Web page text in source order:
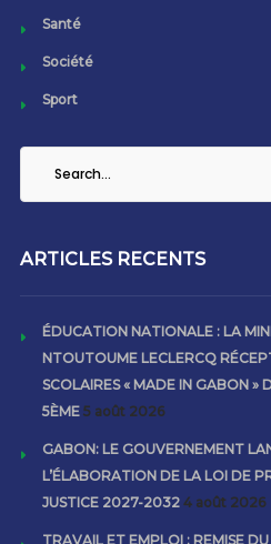
Santé
Société
Sport
ARTICLES RECENTS
ÉDUCATION NATIONALE : LA
NTOUTOUME LECLERCQ
SCOLAIRES « MADE IN GABON »
5ÈME 5 août 2026
GABON: LE GOUVERNEMENT
L’ÉLABORATION DE LA LOI DE
JUSTICE 2027-2032 4 août 2026
TRAVAIL ET EMPLOI : REMISE